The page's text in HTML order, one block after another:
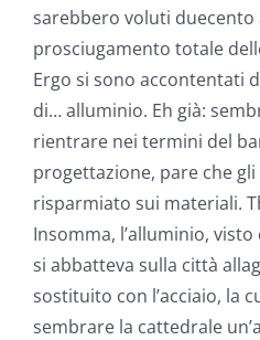
sarebbero voluti duecento
prosciugamento totale
Ergo si sono accontentati
di… alluminio. Eh già:
rientrare nei termini del
progettazione, pare che
risparmiato sui materiali.
Insomma, l’alluminio,
si abbatteva sulla città
sostituito con l’acciaio, la
sembrare la cattedrale